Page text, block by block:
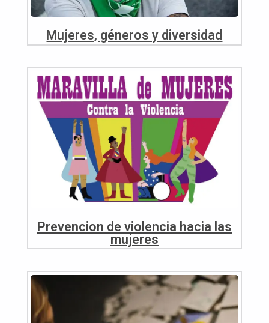
Mujeres, géneros y diversidad
Prevencion de violencia hacia las
mujeres